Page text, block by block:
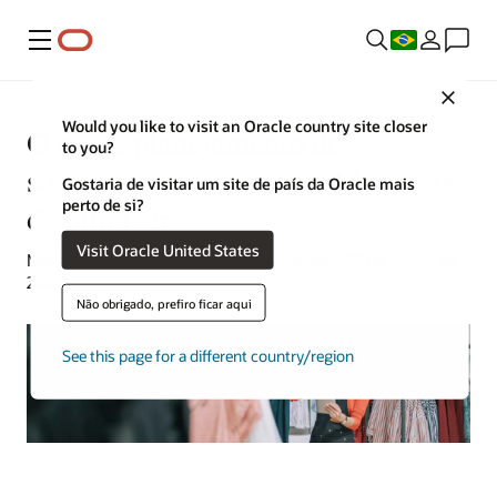
Menu
Would you like to visit an Oracle country site closer
to you?
Gostaria de visitar um site de país da Oracle mais
perto de si?
Visit Oracle United States
Não obrigado, prefiro ficar aqui
See this page for a different country/region
O que é planejamento de
sortimento no varejo? 9 Maneiras
de otimizar
Mark Jackley | Estrategista de conteúdo | 27 de junho de
2023